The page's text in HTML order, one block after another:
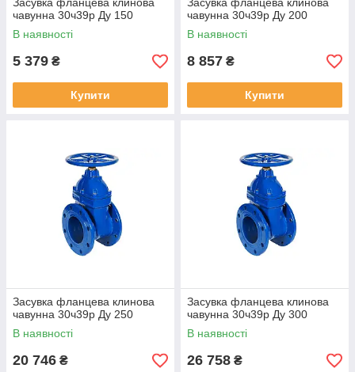
чавунна 30ч39р Ду 150
В наявності
5 379 ₴
Купити
чавунна 30ч39р Ду 200
В наявності
8 857 ₴
Купити
Засувка фланцева клинова
чавунна 30ч39р Ду 250
В наявності
20 746 ₴
Засувка фланцева клинова
чавунна 30ч39р Ду 300
В наявності
26 758 ₴